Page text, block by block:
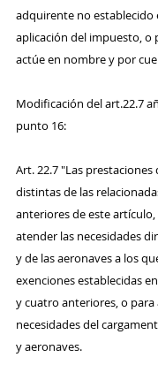
adquirente no
aplicación del impuesto, o
actúe en nombre y por
Modificación del art.22.7
punto 16:
Art. 22.7 "Las prestaciones
distintas de las
anteriores de este artículo,
atender las necesidades
y de las aeronaves a los
exenciones establecidas
y cuatro anteriores, o para
necesidades del
y aeronaves.